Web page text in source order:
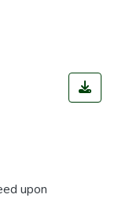
upon